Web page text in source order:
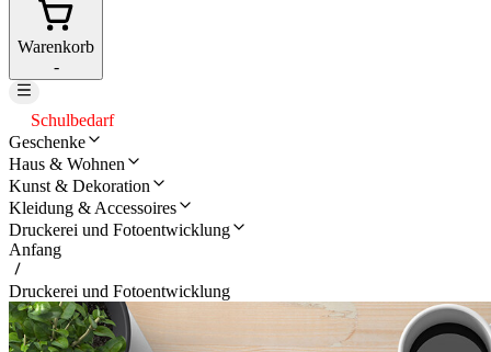
Warenkorb
-
Schulbedarf
Geschenke
Haus & Wohnen
Kunst & Dekoration
Kleidung & Accessoires
Druckerei und Fotoentwicklung
Anfang
Druckerei und Fotoentwicklung